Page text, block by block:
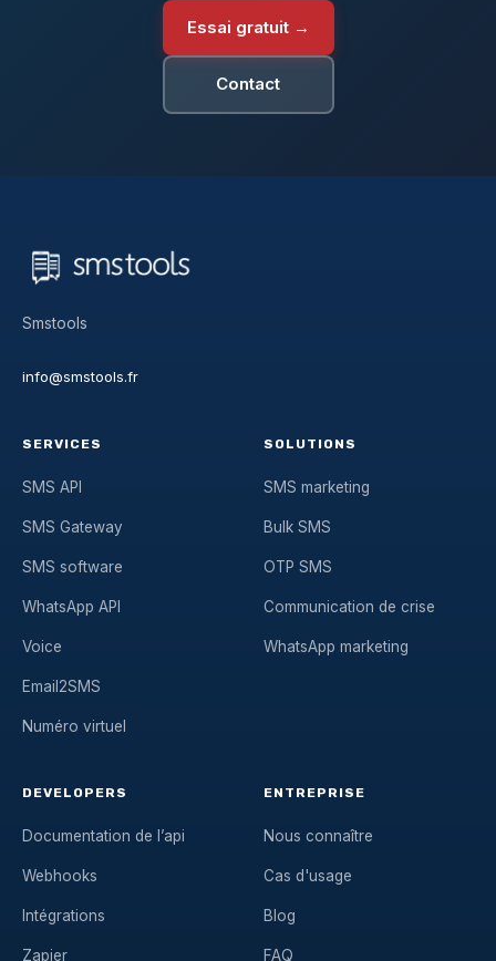
Essai gratuit →
Contact
Smstools
info@smstools.fr
SERVICES
SMS API
SMS Gateway
SMS software
WhatsApp API
Voice
Email2SMS
Numéro virtuel
SOLUTIONS
SMS marketing
Bulk SMS
OTP SMS
Communication de crise
WhatsApp marketing
DEVELOPERS
Documentation de l’api
Webhooks
Intégrations
Zapier
ENTREPRISE
Nous connaître
Cas d'usage
Blog
FAQ